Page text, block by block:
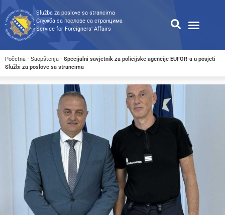
Služba za poslove sa strancima
Служба за послове са странцима
Service for Foreigners’ Affairs
Početna - Saopštenja - Specijalni savjetnik za policijske agencije EUFOR-a u posjeti
Službi za poslove sa strancima